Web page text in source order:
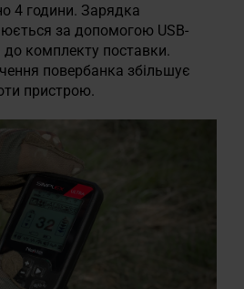
4 години. Зарядка
за допомогою USB-
комплекту поставки.
повербанка збільшує
пристрою.